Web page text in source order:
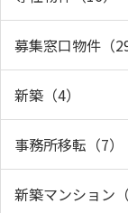
募集窓口物件（29
新築（4）
事務所移転（7）
新築マンション（